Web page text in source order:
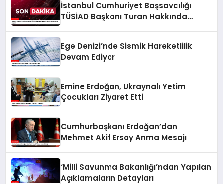
İstanbul Cumhuriyet Başsavcılığı
TÜSİAD Başkanı Turan Hakkında
Ege Denizi’nde Sismik Hareketlilik
Devam Ediyor
Emine Erdoğan, Ukraynalı Yetim
Çocukları Ziyaret Etti
Cumhurbaşkanı Erdoğan’dan
Mehmet Akif Ersoy Anma Mesajı
‘Milli Savunma Bakanlığı’ndan Yapılan
Açıklamaların Detayları